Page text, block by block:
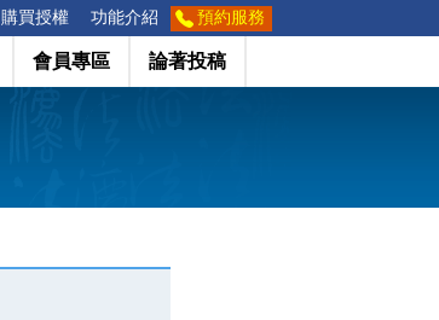
購買授權 功能介紹 預約服務
會員專區 論著投稿